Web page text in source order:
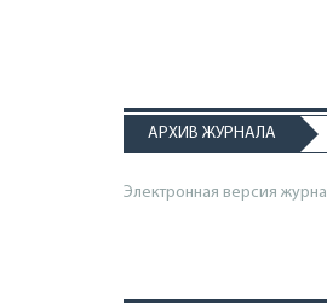
АРХИВ ЖУРНАЛА
Электронная версия